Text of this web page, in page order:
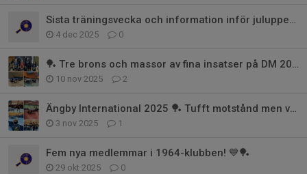
Sista träningsvecka och information inför juluppehållet
4 dec 2025 0
🏓 Tre brons och massor av fina insatser på DM 2025 för Solna BTK!
10 nov 2025 2
Ängby International 2025 🏓 Tufft motstånd men värdefull erfarenhet
3 nov 2025 1
Fem nya medlemmar i 1964-klubben! 💙🏓
29 okt 2025 0